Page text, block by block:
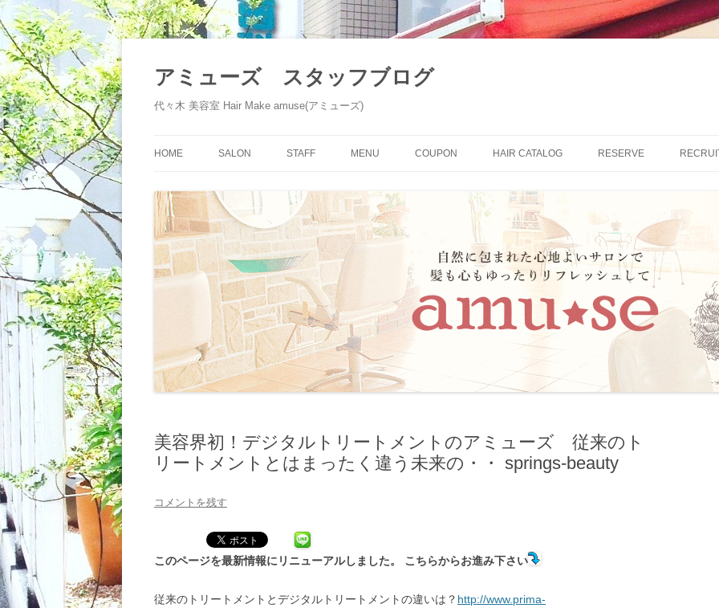
アミューズ スタッフブログ
代々木 美容室 Hair Make amuse(アミューズ)
ン
キ
ッ
プ
HOME SALON STAFF MENU COUPON HAIR CATALOG RESERVE
美容界初！デジタルトリートメントのアミューズ 従来のト
リートメントとはまったく違う未来の・・ springs-beauty
コメントを残す
このページを最新情報にリニューアルしました。 こちらからお進み下さい
従来のトリートメントとデジタルトリートメントの違いは？ http://www.prima-